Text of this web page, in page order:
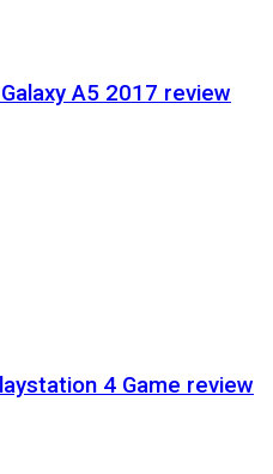
A5 2017 review
4 Game review